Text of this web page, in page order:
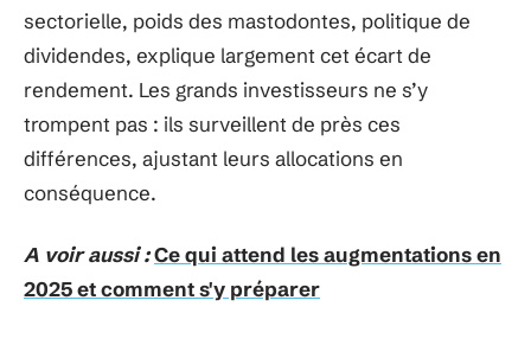
sectorielle, poids des mastodontes, politique de
dividendes, explique largement cet écart de
rendement. Les grands investisseurs ne s’y
trompent pas : ils surveillent de près ces
différences, ajustant leurs allocations en
conséquence.
A voir aussi :Ce qui attend les augmentations en
2025 et comment s'y préparer